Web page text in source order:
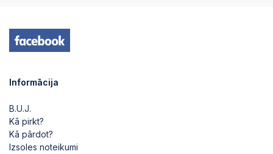
Informācija
B.U.J.
Kā pirkt?
Kā pārdot?
Izsoles noteikumi